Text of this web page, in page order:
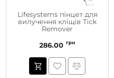
Lifesystems пінцет для
вилучення кліщів Tick
Remover
286.00 грн